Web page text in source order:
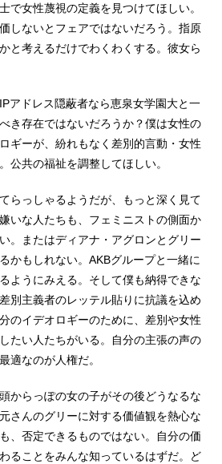
で女性蔑視の定義を見つけてほしい。
しないとフェアではないだろう。指原
と考えるだけでわくわくする。彼女ら
アドレス隠蔽者なら恵泉女学園大と一
き存在ではないだろうか？僕は女性の
ギーが、紛れもなく差別的言動・女性
公共の福祉を調整してほしい。
らっしゃるようだが、もっと深く見て
いな人たちも、フェミニストの側面か
。またはディアナ・アグロンとグリー
かもしれない。AKBグループと一緒に
ようにみえる。そして僕も納得できな
別主義者のレッテル貼りに抗議を込め
のイデオロギーのために、差別や女性
たい人たちがいる。自分の主張の声の
適なのが人権だ。
からっぽの女の子がその後どうなるな
さんのグリーに対する価値観を熱心な
、否定できるものではない。自分の価
ることをみんな知っているはずだ。ど